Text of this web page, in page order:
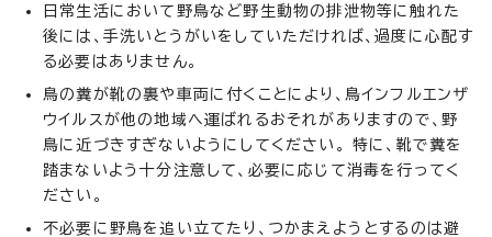
日常生活において野鳥など野生動物の排泄物等に触れた
後には、手洗いとうがいをしていただければ、過度に心配す
る必要はありません。
鳥の糞が靴の裏や車両に付くことにより、鳥インフルエンザ
ウイルスが他の地域へ運ばれるおそれがありますので、野
鳥に近づきすぎないようにしてください。 特に、靴で糞を
踏まないよう十分注意して、必要に応じて消毒を行ってく
ださい。
不必要に野鳥を追い立てたり、つかまえようとするのは避